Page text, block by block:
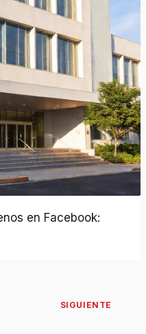
en Facebook: